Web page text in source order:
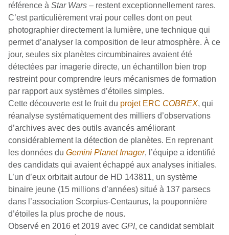
référence à Star Wars – restent exceptionnellement rares.
C’est particulièrement vrai pour celles dont on peut
photographier directement la lumière, une technique qui
permet d’analyser la composition de leur atmosphère. À ce
jour, seules six planètes circumbinaires avaient été
détectées par imagerie directe, un échantillon bien trop
restreint pour comprendre leurs mécanismes de formation
par rapport aux systèmes d’étoiles simples.
Cette découverte est le fruit du projet ERC COBREX, qui
réanalyse systématiquement des milliers d’observations
d’archives avec des outils avancés améliorant
considérablement la détection de planètes. En reprenant
les données du Gemini Planet Imager, l’équipe a identifié
des candidats qui avaient échappé aux analyses initiales.
L’un d’eux orbitait autour de HD 143811, un système
binaire jeune (15 millions d’années) situé à 137 parsecs
dans l’association Scorpius-Centaurus, la pouponnière
d’étoiles la plus proche de nous.
Observé en 2016 et 2019 avec GPI, ce candidat semblait